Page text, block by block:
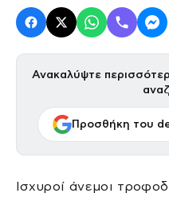
Ανακαλύψτε
Προσθήκη του
Ισχυροί άνεμοι